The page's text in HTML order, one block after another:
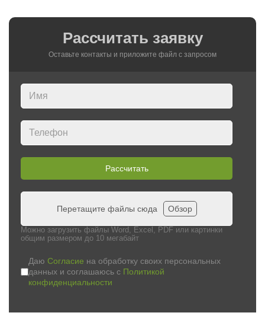
Рассчитать заявку
Оставьте контакты и приложите файл c запросом
Рассчитать
Перетащите файлы сюда Обзор
Можно загрузить файлы Word, Excel, PDF или картинки
общим размером до 10 мегабайт
Даю Согласие на обработку своих персональных
данных и соглашаюсь с Политикой
конфиденциальности